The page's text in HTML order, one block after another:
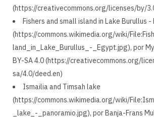
(https://creativecommons.org/licenses/by/
Fishers and small island in Lake Burullus -
(https://commons.wikimedia.org/wiki/
land_in_Lake_Burullus_-_Egypt.jpg), por
BY-SA 4.0 (https://creativecommons.org/
sa/4.0/deed.en)
Ismailia and Timsah lake
(https://commons.wikimedia.org/wiki/
_lake_-_panoramio.jpg), por Banja-Frans